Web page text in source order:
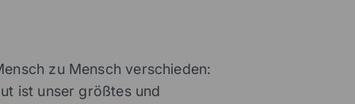
zu Mensch verschieden:
ist unser größtes und